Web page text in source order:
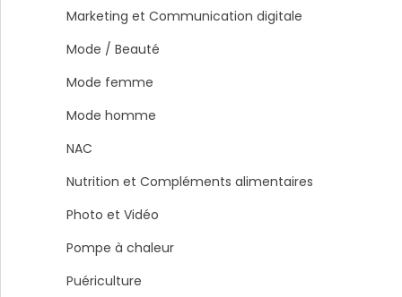
Marketing et Communication digitale
Mode / Beauté
Mode femme
Mode homme
NAC
Nutrition et Compléments alimentaires
Photo et Vidéo
Pompe à chaleur
Puériculture